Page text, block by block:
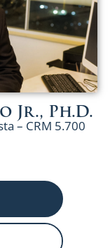
Jr., Ph.D.
– CRM 5.700